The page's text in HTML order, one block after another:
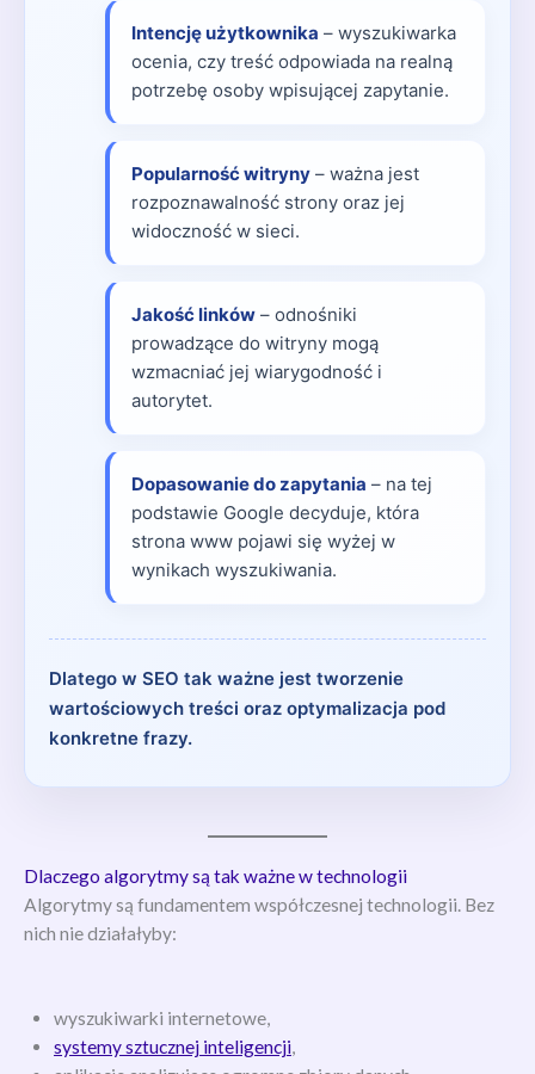
Intencję użytkownika – wyszukiwarka
ocenia, czy treść odpowiada na realną
potrzebę osoby wpisującej zapytanie.
Popularność witryny– ważna jest
rozpoznawalność strony oraz jej
widoczność w sieci.
Jakość linków– odnośniki
prowadzące do witryny mogą
wzmacniać jej wiarygodność i
autorytet.
Dopasowanie do zapytania – na tej
podstawie Google decyduje, która
strona www pojawi się wyżej w
wynikach wyszukiwania.
Dlatego w SEO tak ważne jest tworzenie
wartościowych treści oraz optymalizacja pod
konkretne frazy.
Dlaczego algorytmy są tak ważne w technologii
Algorytmy są fundamentem współczesnej technologii. Bez
nich nie działałyby:
wyszukiwarki internetowe,
systemy sztucznej inteligencji,